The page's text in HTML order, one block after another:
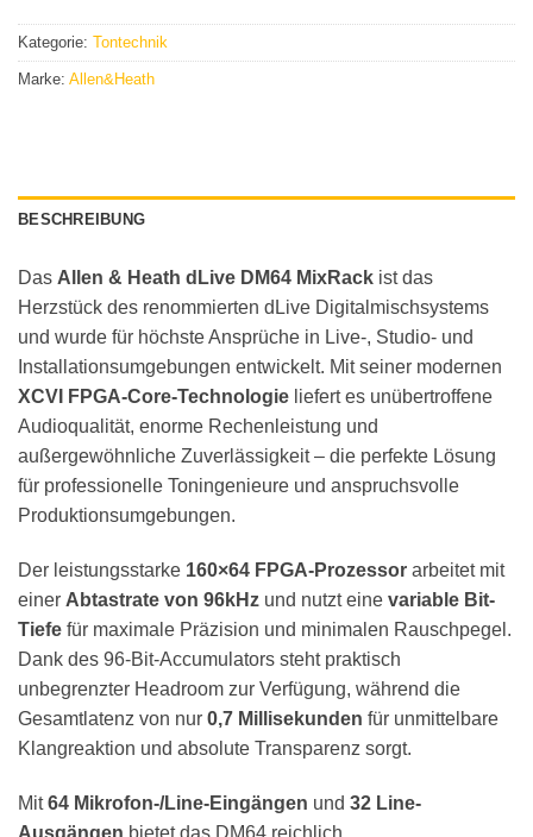
Kategorie: Tontechnik
Marke: Allen&Heath
BESCHREIBUNG
Das Allen & Heath dLive DM64 MixRack ist das
Herzstück des renommierten dLive Digitalmischsystems
und wurde für höchste Ansprüche in Live-, Studio- und
Installationsumgebungen entwickelt. Mit seiner modernen
XCVI FPGA-Core-Technologie liefert es unübertroffene
Audioqualität, enorme Rechenleistung und
außergewöhnliche Zuverlässigkeit – die perfekte Lösung
für professionelle Toningenieure und anspruchsvolle
Produktionsumgebungen.
Der leistungsstarke 160×64 FPGA-Prozessor arbeitet mit
einer Abtastrate von 96kHz und nutzt eine variable Bit-
Tiefe für maximale Präzision und minimalen Rauschpegel.
Dank des 96-Bit-Accumulators steht praktisch
unbegrenzter Headroom zur Verfügung, während die
Gesamtlatenz von nur 0,7 Millisekunden für unmittelbare
Klangreaktion und absolute Transparenz sorgt.
Mit64 Mikrofon-/Line-Eingängen und 32 Line-
Ausgängen bietet das DM64 reichlich